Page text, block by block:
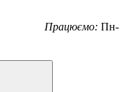
Працюємо: Пн-